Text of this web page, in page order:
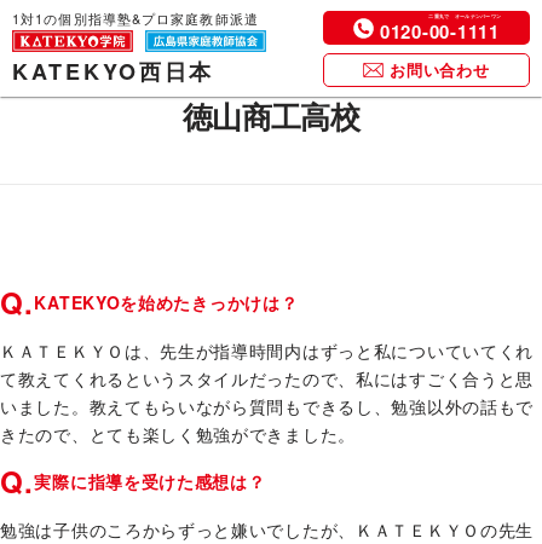
1対1の個別指導塾&プロ家庭教師派遣
KATEKYO西日本
0120-00-1111
お問い合わせ
徳山商工高校
Q.KATEKYOを始めたきっかけは？
ＫＡＴＥＫＹＯは、先生が指導時間内はずっと私についていてくれ
て教えてくれるというスタイルだったので、私にはすごく合うと思
いました。教えてもらいながら質問もできるし、勉強以外の話もで
きたので、とても楽しく勉強ができました。
Q.実際に指導を受けた感想は？
勉強は子供のころからずっと嫌いでしたが、ＫＡＴＥＫＹＯの先生